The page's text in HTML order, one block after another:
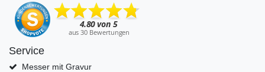
Service
Messer mit Gravur